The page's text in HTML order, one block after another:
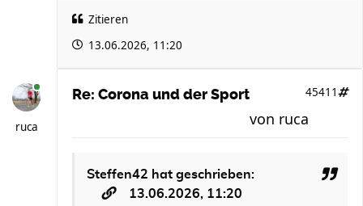
Zitieren
13.06.2026, 11:20
ruca
Re: Corona und der Sport 45411
von ruca
Steffen42 hat geschrieben:
13.06.2026, 11:20